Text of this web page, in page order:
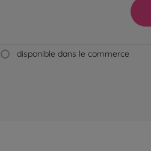
disponible dans le commerce